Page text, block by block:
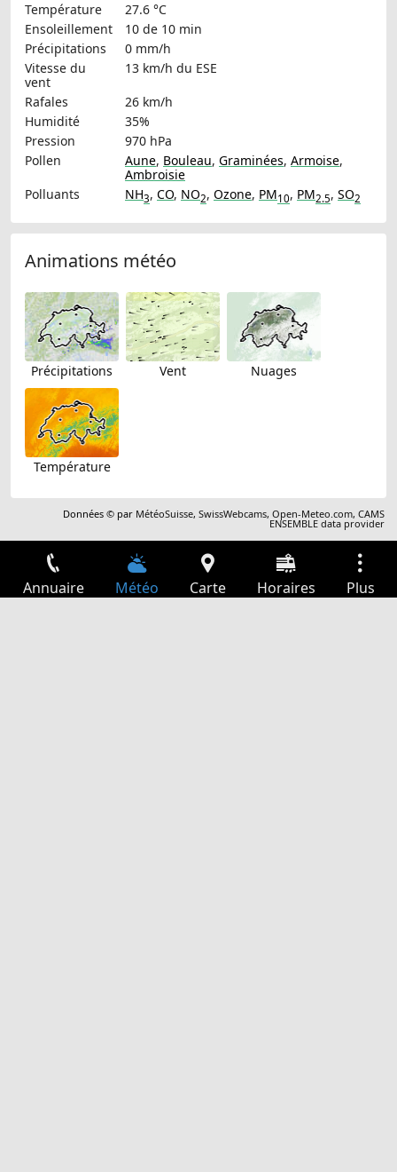
Température
27.6 °C
Ensoleillement
10 de 10 min
Précipitations
0 mm/h
Vitesse du
vent
13 km/h du ESE
Rafales
26 km/h
Humidité
35%
Pression
970 hPa
Pollen
Aune, Bouleau, Graminées, Armoise,
Ambroisie
Polluants
NH3, CO, NO2, Ozone, PM10, PM2.5, SO2
Animations météo
Précipitations Vent Nuages
Température
Données © par MétéoSuisse,SwissWebcams,Open-Meteo.com,CAMS
ENSEMBLE data provider
Annuaire Météo Carte Horaires Plus